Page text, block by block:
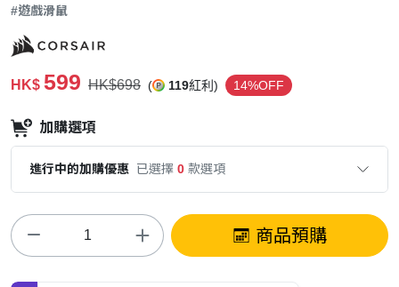
#遊戲滑鼠
HK$ 599 HK$698 ( 119紅利) 14%OFF
加購選項
進行中的加購優惠 已選擇 0 款選項
商品預購